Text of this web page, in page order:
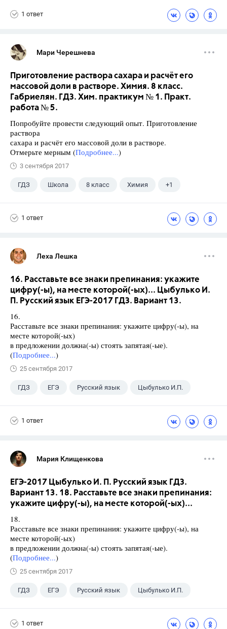
1 ответ
Мари Черешнева
Приготовление раствора сахара и расчёт его
массовой доли в растворе. Химия. 8 класс.
Габриелян. ГДЗ. Хим. практикум № 1. Практ.
работа № 5.
Попробуйте провести следующий опыт. Приготовление
раствора
сахара и расчёт его массовой доли в растворе.
Отмерьте мерным (Подробнее...)
3 сентября 2017
ГДЗ Школа 8 класс Химия +1
1 ответ
Леха Лешка
16. Расставьте все знаки препинания: укажите
цифру(-ы), на месте которой(-ых)... Цыбулько И.
П. Русский язык ЕГЭ-2017 ГДЗ. Вариант 13.
16.
Расставьте все знаки препинания: укажите цифру(-ы), на
месте которой(-ых)
в предложении должна(-ы) стоять запятая(-ые).
(Подробнее...)
25 сентября 2017
ГДЗ ЕГЭ Русский язык Цыбулько И.П.
1 ответ
Мария Клищенкова
ЕГЭ-2017 Цыбулько И. П. Русский язык ГДЗ.
Вариант 13. 18. Расставьте все знаки препинания:
укажите цифру(-ы), на месте которой(-ых)...
18.
Расставьте все знаки препинания: укажите цифру(-ы), на
месте которой(-ых)
в предложении должна(-ы) стоять запятая(-ые).
(Подробнее...)
25 сентября 2017
ГДЗ ЕГЭ Русский язык Цыбулько И.П.
1 ответ